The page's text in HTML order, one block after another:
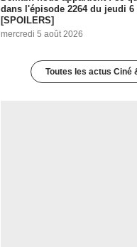
dans l'épisode 2264 du jeudi 6
[SPOILERS]
mercredi 5 août 2026
Toutes les actus Ciné